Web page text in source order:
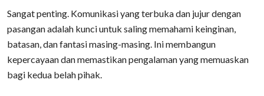
Sangat penting. Komunikasi yang terbuka dan jujur dengan
pasangan adalah kunci untuk saling memahami keinginan,
batasan, dan fantasi masing-masing. Ini membangun
kepercayaan dan memastikan pengalaman yang memuaskan
bagi kedua belah pihak.